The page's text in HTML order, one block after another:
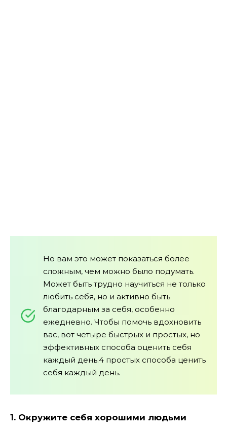
Но вам это может показаться более
сложным, чем можно было подумать.
Может быть трудно научиться не только
любить себя, но и активно быть
благодарным за себя, особенно
ежедневно. Чтобы помочь вдохновить
вас, вот четыре быстрых и простых, но
эффективных способа оценить себя
каждый день.4 простых способа ценить
себя каждый день.
1. Окружите себя хорошими людьми